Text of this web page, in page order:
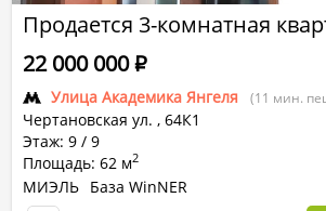
Продается 3-комнатная
Улица Академика Янгеля (11 мин.
Чертановская ул. , 64К1
Этаж: 9 / 9
Площадь: 62 м2
22 000 000Р
МИЭЛЬ База WinNER